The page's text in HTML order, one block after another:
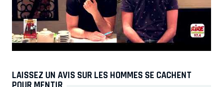
LAISSEZ UN AVIS SUR LES HOMMES SE CACHENT